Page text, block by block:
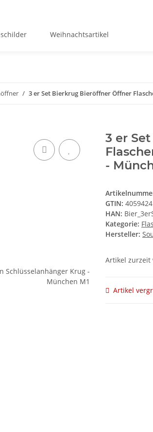
Weihnachtsartikel
3 er Set Bierkrug Bieröffner Öffner
3 er
-
GTIN:
HAN:
Kategorie:
Hersteller:
Artikel zurzeit
Artikel